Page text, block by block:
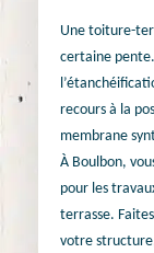
Une toiture-
certaine
recours à la
membrane
À Boulbon,
pour les
terrasse.
votre